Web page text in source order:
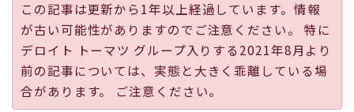
公式ページ
この記事は更新から1年以上経過しています。情報
が古い可能性がありますのでご注意ください。 特に
デロイト トーマツ グループ入りする2021年8月より
前の記事については、実態と大きく乖離している場
合があります。 ご注意ください。